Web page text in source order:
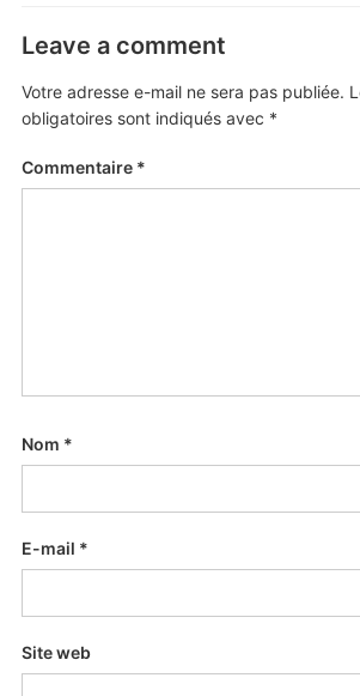
Leave a comment
Votre adresse e-mail ne sera pas publiée.
obligatoires sont indiqués avec *
Commentaire *
Nom *
E-mail *
Site web